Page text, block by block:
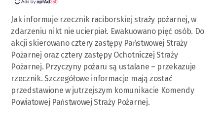
Jak informuje rzecznik raciborskiej straży pożarnej, w
zdarzeniu nikt nie ucierpiał. Ewakuowano pięć osób. Do
akcji skierowano cztery zastępy Państwowej Straży
Pożarnej oraz cztery zastępy Ochotniczej Straży
Pożarnej. Przyczyny pożaru są ustalane – przekazuje
rzecznik. Szczegółowe informacje mają zostać
przedstawione w jutrzejszym komunikacie Komendy
Powiatowej Państwowej Straży Pożarnej.